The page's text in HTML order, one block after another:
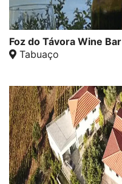
Foz do Távora Wine Bar
Tabuaço